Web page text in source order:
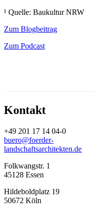
¹ Quelle: Baukultur NRW
Zum Blogbeitrag
Zum Podcast
Kontakt
+49 201 17 14 04-0
buero@foerder-
landschaftsarchitekten.de
Folkwangstr. 1
45128 Essen
Hildeboldplatz 19
50672 Köln